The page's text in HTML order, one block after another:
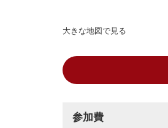
大きな地図で見る
参加費